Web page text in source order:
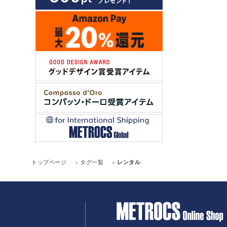
トップページ タグ一覧 レンタル